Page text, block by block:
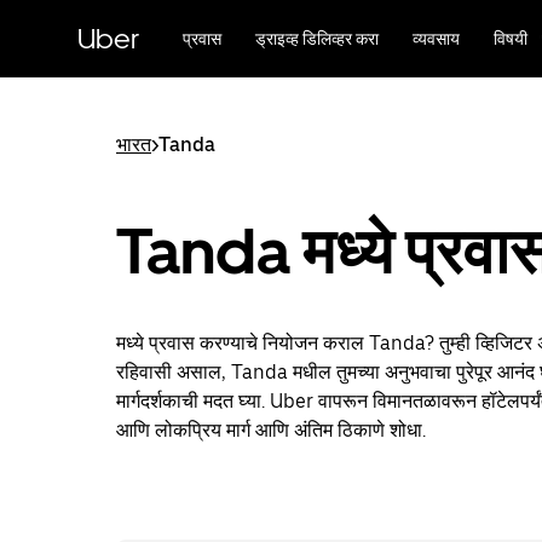
Uber प्रवास ड्राइव्ह डिलिव्हर करा व्यवसाय विषयी
भारत>Tanda
Tanda मध्ये
मध्ये प्रवास करण्याचे नियोजन कराल Tanda? तुम्ही व्हिजिटर
रहिवासी असाल, Tanda मधील तुमच्या अनुभवाचा पुरेपूर आनंद
मार्गदर्शकाची मदत घ्या. Uber वापरून विमानतळावरून
आणि लोकप्रिय मार्ग आणि अंतिम ठिकाणे शोधा.